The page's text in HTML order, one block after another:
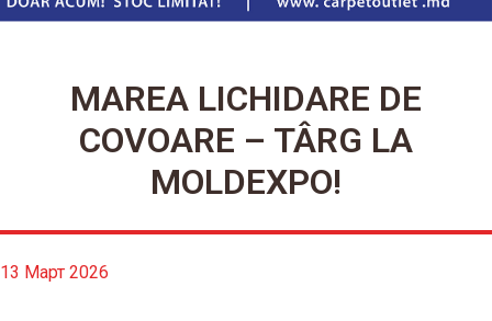
MAREA LICHIDARE DE
COVOARE – TÂRG LA
MOLDEXPO!
13 Март 2026